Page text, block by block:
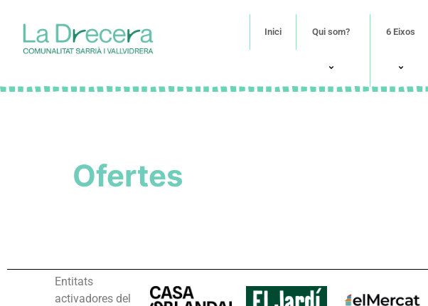
Inici Qui som? 6 Eixos
Ofertes
Entitats
activadores del